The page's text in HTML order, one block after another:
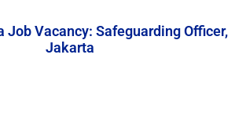
Job Vacancy: Safeguarding Officer,
Jakarta